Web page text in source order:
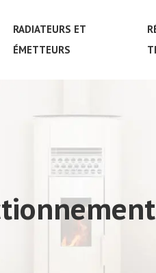
RADIATEURS ET
ÉMETTEURS